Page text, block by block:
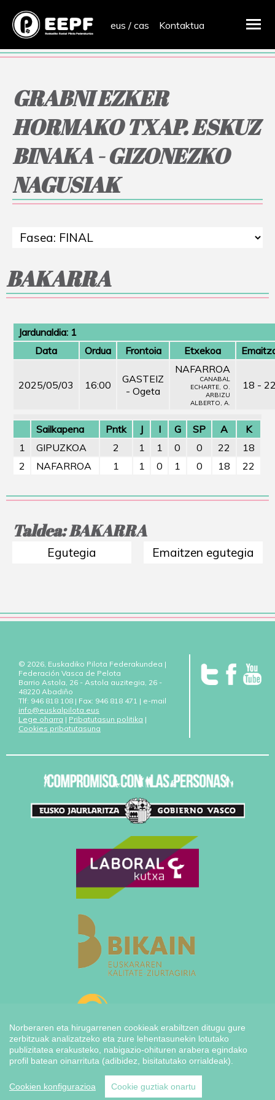
eus / cas Kontaktua
GRABNI EZKER
HORMAKO TXAP. ESKUZ
BINAKA - GIZONEZKO
NAGUSIAK
BAKARRA
Jardunaldia: 1
Data
Ordua Frontoia Etxekoa
2025/05/03 16:00
GASTEIZ
- Ogeta
NAFARROA
CANABAL
ECHARTE, O.
ARBIZU
ALBERTO, A.
18 -
Sailkapena Pntk J I G SP A
K
1
GIPUZKOA 2 1 1 0 0 22
18
2
NAFARROA 1 1 0 1 0 18 22
Taldea: BAKARRA
Egutegia Emaitzen egutegia
© 2026, Euskadiko Pilota Federakundea |
Federación Vasca de Pelota
Barrio Astola, 26 - Astola auzitegia, 26 -
48220 Abadiño
Tlf: 946 818 108 | Fax: 946 818 471 | e-mail
info@euskalpilota.eus
Lege oharra | Pribatutasun politika |
Cookies pribatutasuna
Norberaren eta hirugarrenen cookieak erabiltzen ditugu gure
zerbitzuak analizatzeko eta zure lehentasunekin lotutako
publizitatea erakusteko, nabigazio-ohituren arabera egindako
profil batean oinarrituta (adibidez, bisitatutako orrialdeak).
Cookien konfigurazioa Cookie guztiak onartu